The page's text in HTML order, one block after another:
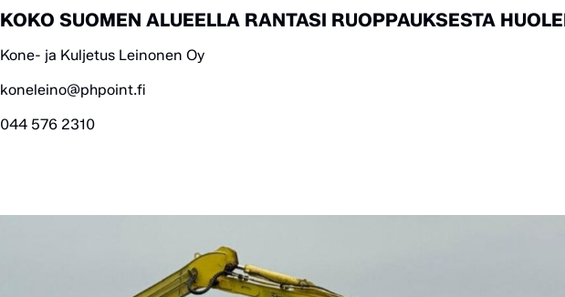
KOKO SUOMEN ALUEELLA RANTASI RUOPPAUKSESTA
Kone- ja Kuljetus Leinonen Oy
koneleino@phpoint.fi
044 576 2310